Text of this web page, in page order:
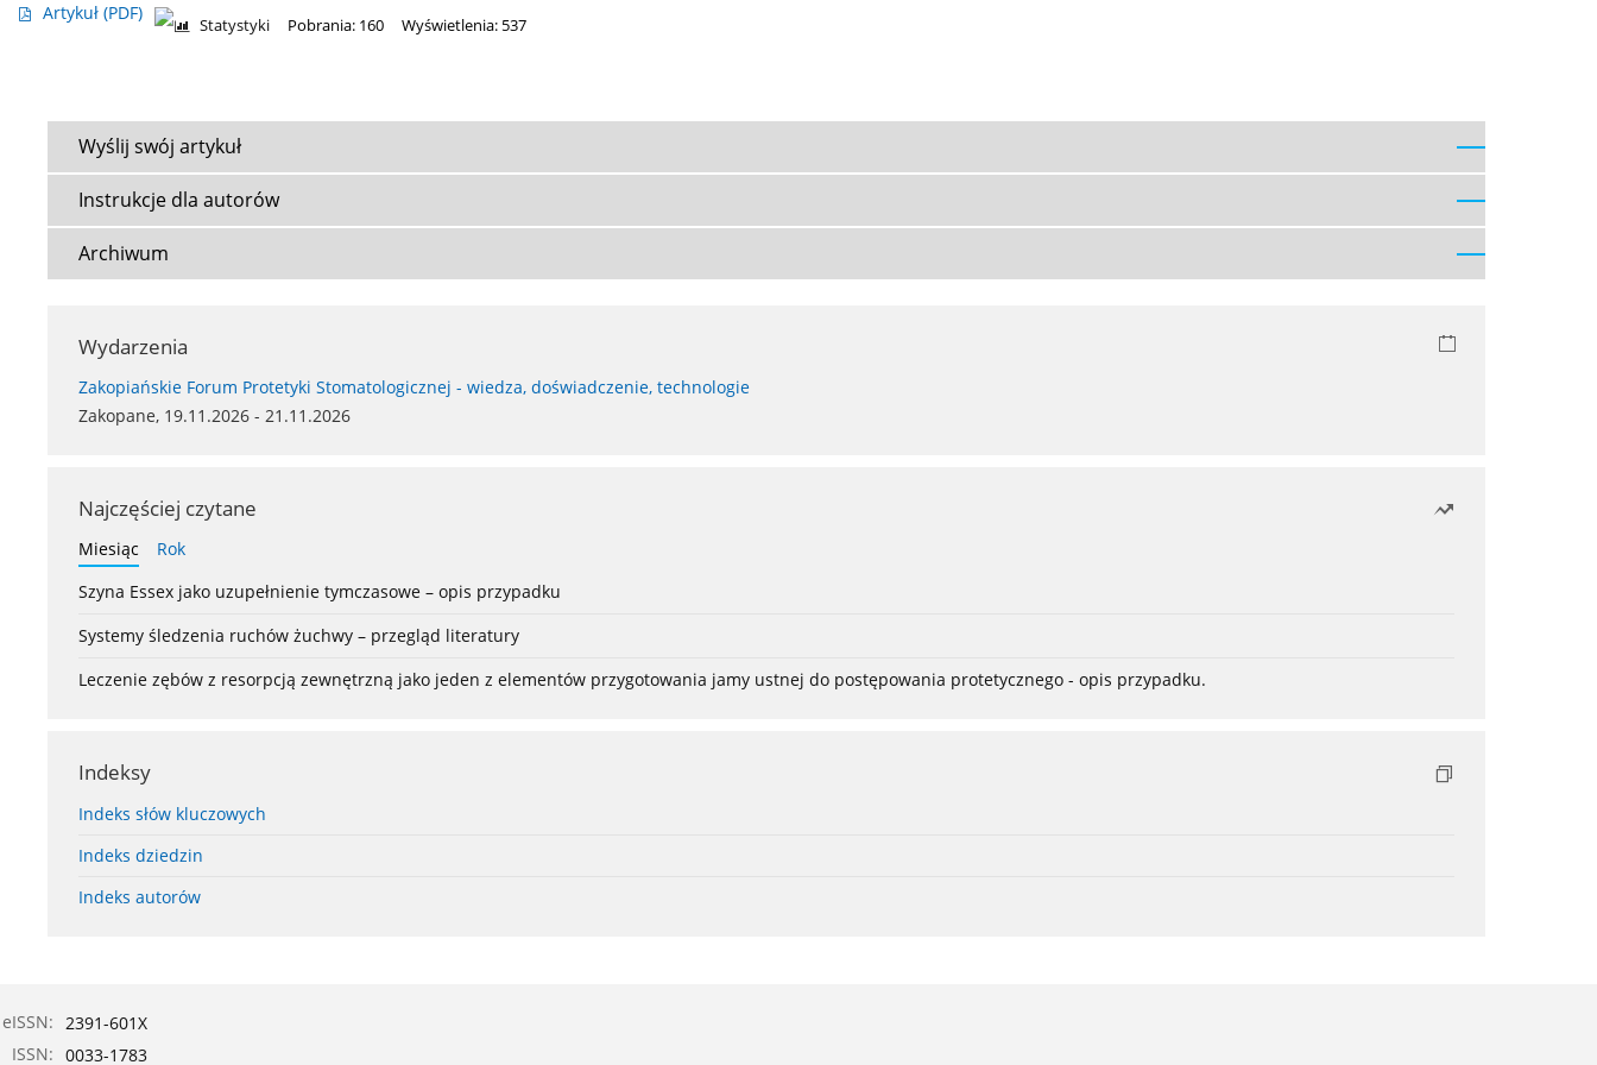
Artykuł (PDF)
Statystyki Pobrania: 160 Wyświetlenia: 537
Wyślij swój artykuł
Instrukcje dla autorów
Archiwum
Wydarzenia
Zakopiańskie Forum Protetyki Stomatologicznej - wiedza, doświadczenie, technologie
Zakopane, 19.11.2026 - 21.11.2026
Najczęściej czytane
Miesiąc
Rok
Szyna Essex jako uzupełnienie tymczasowe – opis przypadku
Systemy śledzenia ruchów żuchwy – przegląd literatury
Leczenie zębów z resorpcją zewnętrzną jako jeden z elementów przygotowania jamy ustnej do postępowania protetycznego - opis przypadku.
Indeksy
Indeks słów kluczowych
Indeks dziedzin
Indeks autorów
eISSN: 2391-601X
ISSN: 0033-1783